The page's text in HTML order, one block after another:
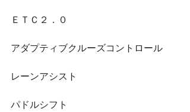
ＥＴＣ２．０
アダプティブクルーズコントロール
レーンアシスト
パドルシフト